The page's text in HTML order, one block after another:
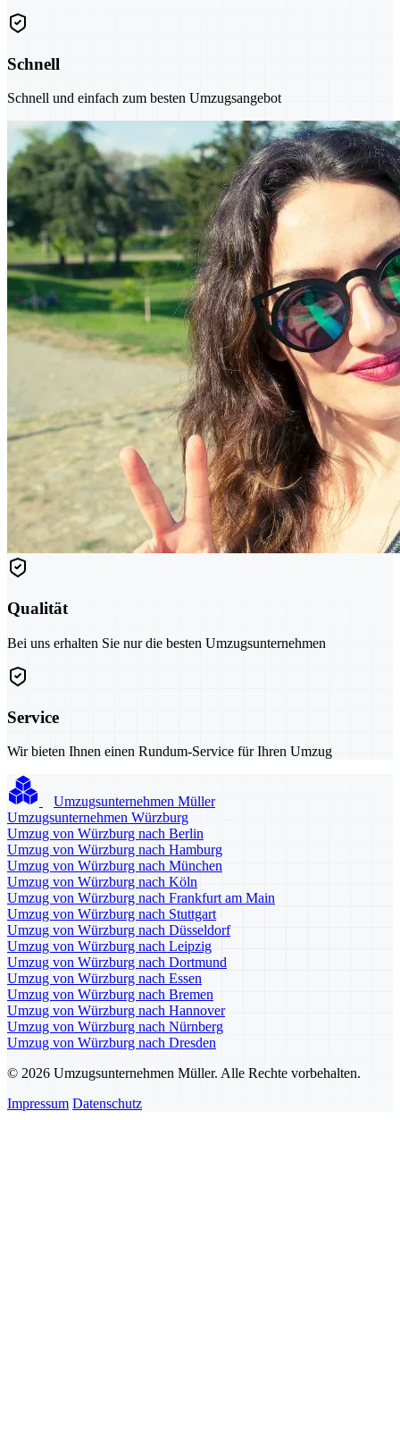
Schnell
Schnell und einfach zum besten Umzugsangebot
Qualität
Bei uns erhalten Sie nur die besten Umzugsunternehmen
Service
Wir bieten Ihnen einen Rundum-Service für Ihren Umzug
Umzugsunternehmen Müller
Umzugsunternehmen Würzburg
Umzug von Würzburg nach Berlin
Umzug von Würzburg nach Hamburg
Umzug von Würzburg nach München
Umzug von Würzburg nach Köln
Umzug von Würzburg nach Frankfurt am Main
Umzug von Würzburg nach Stuttgart
Umzug von Würzburg nach Düsseldorf
Umzug von Würzburg nach Leipzig
Umzug von Würzburg nach Dortmund
Umzug von Würzburg nach Essen
Umzug von Würzburg nach Bremen
Umzug von Würzburg nach Hannover
Umzug von Würzburg nach Nürnberg
Umzug von Würzburg nach Dresden
© 2026 Umzugsunternehmen Müller. Alle Rechte vorbehalten.
Impressum Datenschutz